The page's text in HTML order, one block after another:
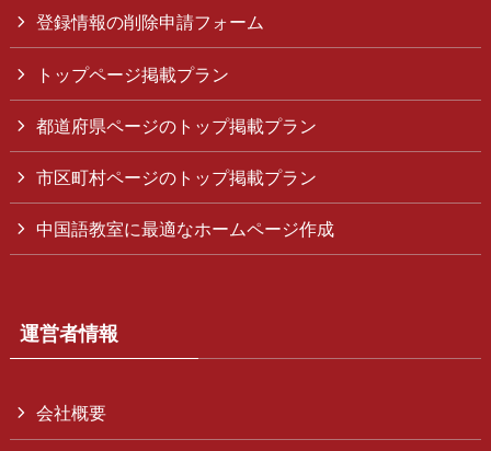
登録情報の削除申請フォーム
トップページ掲載プラン
都道府県ページのトップ掲載プラン
市区町村ページのトップ掲載プラン
中国語教室に最適なホームページ作成
運営者情報
会社概要